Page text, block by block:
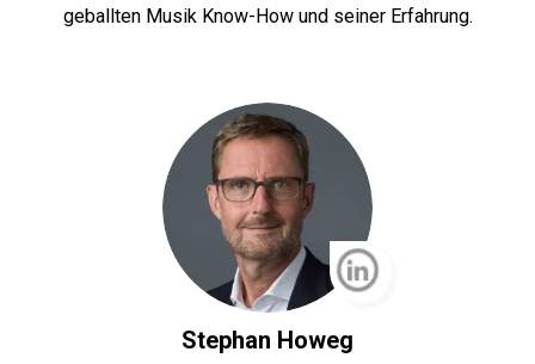
geballten Musik Know-How und seiner Erfahrung.
Stephan Howeg